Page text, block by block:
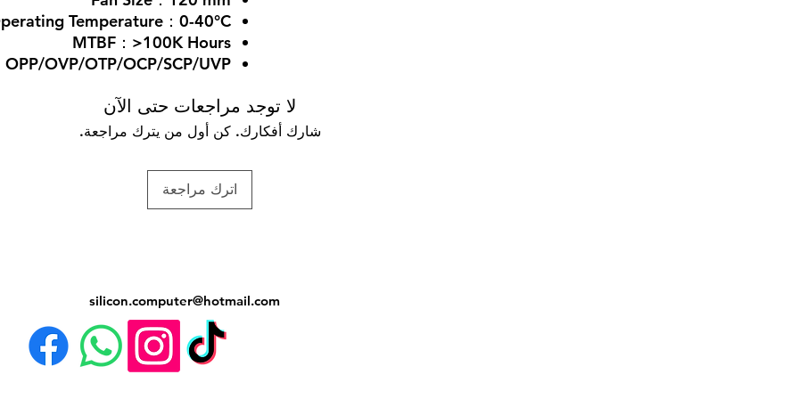
Temperature：0-40°C
MTBF：>100K Hours
OVP/OTP/OCP/SCP/UVP
لا توجد مراجعات حتى الآن
شارك أفكارك. كن أول من يترك مراجعة.
اترك مراجعة
silicon.computer@hotmail.com